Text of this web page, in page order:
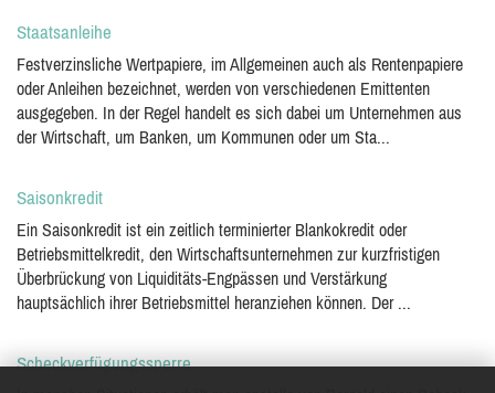
Staatsanleihe
Festverzinsliche Wertpapiere, im Allgemeinen auch als Rentenpapiere
oder Anleihen bezeichnet, werden von verschiedenen Emittenten
ausgegeben. In der Regel handelt es sich dabei um Unternehmen aus
der Wirtschaft, um Banken, um Kommunen oder um Sta...
Saisonkredit
Ein Saisonkredit ist ein zeitlich terminierter Blankokredit oder
Betriebsmittelkredit, den Wirtschaftsunternehmen zur kurzfristigen
Überbrückung von Liquiditäts-Engpässen und Verstärkung
hauptsächlich ihrer Betriebsmittel heranziehen können. Der ...
Scheckverfügungssperre